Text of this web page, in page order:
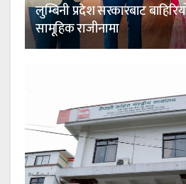
लुम्बिनी प्रदेश सरकारबाट
सामूहिक राजीनामा